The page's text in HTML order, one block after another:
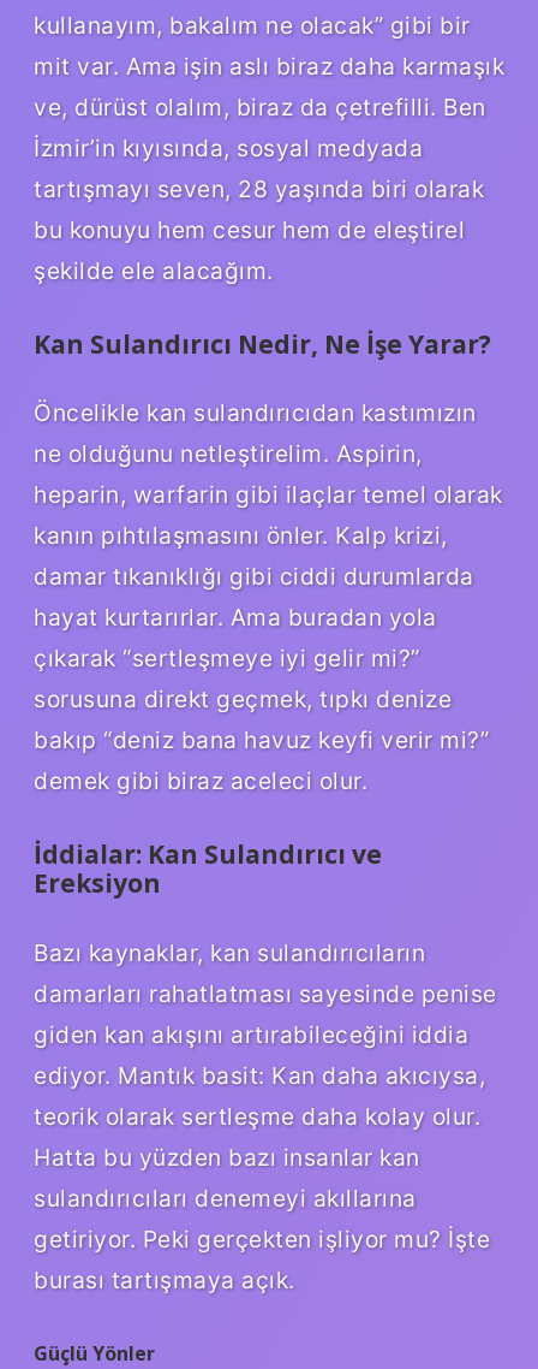
kullanayım, bakalım ne olacak” gibi bir
mit var. Ama işin aslı biraz daha karmaşık
ve, dürüst olalım, biraz da çetrefilli. Ben
İzmir’in kıyısında, sosyal medyada
tartışmayı seven, 28 yaşında biri olarak
bu konuyu hem cesur hem de eleştirel
şekilde ele alacağım.
Kan Sulandırıcı Nedir, Ne İşe Yarar?
Öncelikle kan sulandırıcıdan kastımızın
ne olduğunu netleştirelim. Aspirin,
heparin, warfarin gibi ilaçlar temel olarak
kanın pıhtılaşmasını önler. Kalp krizi,
damar tıkanıklığı gibi ciddi durumlarda
hayat kurtarırlar. Ama buradan yola
çıkarak “sertleşmeye iyi gelir mi?”
sorusuna direkt geçmek, tıpkı denize
bakıp “deniz bana havuz keyfi verir mi?”
demek gibi biraz aceleci olur.
İddialar: Kan Sulandırıcı ve
Ereksiyon
Bazı kaynaklar, kan sulandırıcıların
damarları rahatlatması sayesinde penise
giden kan akışını artırabileceğini iddia
ediyor. Mantık basit: Kan daha akıcıysa,
teorik olarak sertleşme daha kolay olur.
Hatta bu yüzden bazı insanlar kan
sulandırıcıları denemeyi akıllarına
getiriyor. Peki gerçekten işliyor mu? İşte
burası tartışmaya açık.
Güçlü Yönler